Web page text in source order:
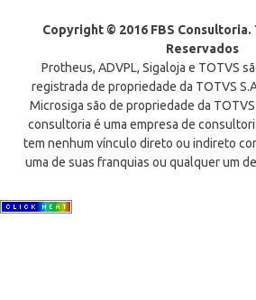
Copyright © 2016 FBS
Reservados
Protheus, ADVPL, Sigaloja e TOTVS
registrada de propriedade da TOTVS
Microsiga são de propriedade da TOTVS
consultoria é uma empresa de
tem nenhum vínculo direto ou indireto
uma de suas franquias ou qualquer um